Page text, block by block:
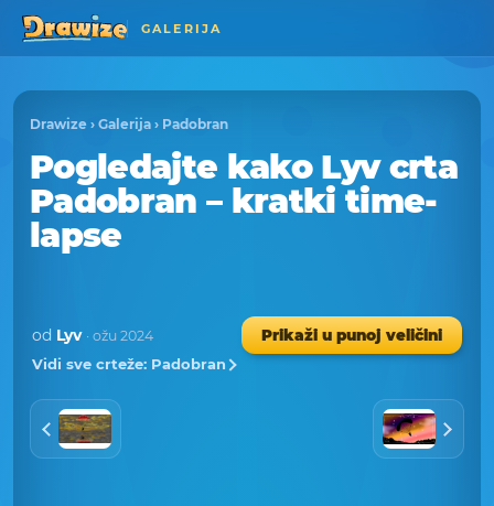
GALERIJA
Drawize › Galerija › Padobran
Pogledajte kako Lyv crta
Padobran – kratki time-
lapse
od Lyv · ožu 2024
Prikaži u punoj veličini
Vidi sve crteže: Padobran